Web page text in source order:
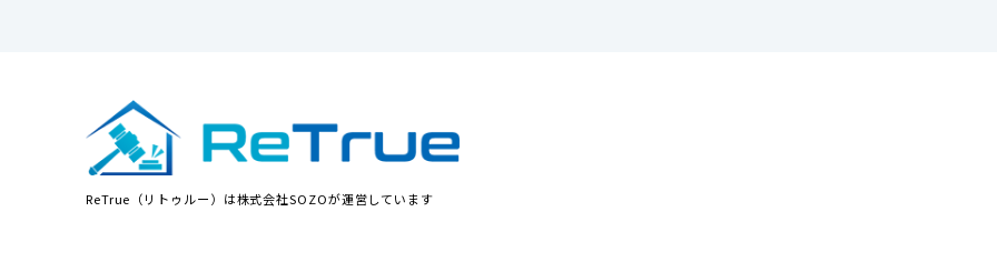
ReTrue（リトゥルー）は株式会社SOZOが運営しています